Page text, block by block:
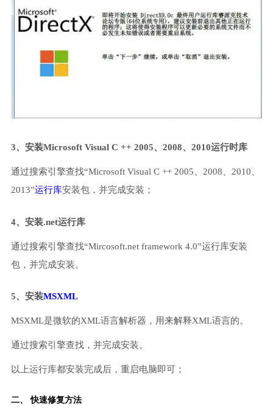
3、安装Microsoft Visual C ++ 2005、2008、2010运行时库
通过搜索引擎查找“Microsoft Visual C ++ 2005、2008、2010、
2013”运行库安装包，并完成安装；
4、安装.net运行库
通过搜索引擎查找“Mircosoft.net framework 4.0”运行库安装
包，并完成安装。
5、安装MSXML
MSXML是微软的XML语言解析器，用来解释XML语言的。
通过搜索引擎查找，并完成安装。
以上运行库都安装完成后，重启电脑即可；
二、 快速修复方法